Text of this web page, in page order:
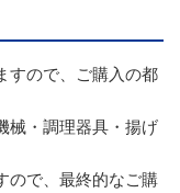
すので、ご購入の都
械・調理器具・揚げ
ので、最終的なご購